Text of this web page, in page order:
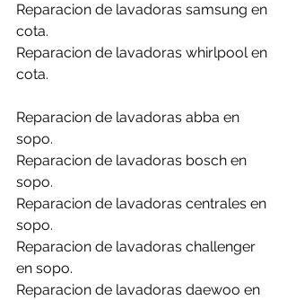
Reparacion de lavadoras samsung en
cota.
Reparacion de lavadoras whirlpool en
cota.
Reparacion de lavadoras abba en
sopo.
Reparacion de lavadoras bosch en
sopo.
Reparacion de lavadoras centrales en
sopo.
Reparacion de lavadoras challenger
en sopo.
Reparacion de lavadoras daewoo en